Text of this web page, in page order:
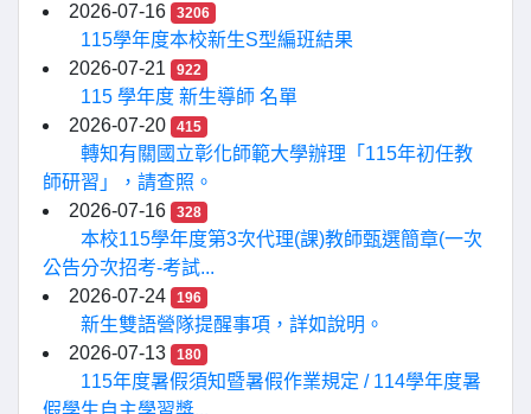
2026-07-16 3206
115學年度本校新生S型編班結果
2026-07-21
922
115 學年度 新生導師 名單
2026-07-20
415
轉知有關國立彰化師範大學辦理「115年初任教
師研習」，請查照。
2026-07-16
328
本校115學年度第3次代理(課)教師甄選簡章(一次
公告分次招考-考試...
2026-07-24
196
新生雙語營隊提醒事項，詳如說明。
2026-07-13
180
115年度暑假須知暨暑假作業規定 / 114學年度暑
假學生自主學習獎...